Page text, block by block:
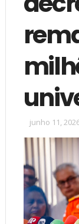
junho 11,